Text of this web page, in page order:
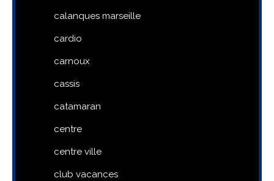
calanques marseille
cardio
carnoux
cassis
catamaran
centre
centre ville
club vacances